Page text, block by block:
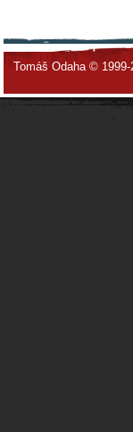
Tomáš Odaha © 1999-